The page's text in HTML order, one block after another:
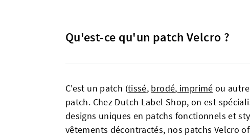
Qu'est-ce qu'un patch Velcro ?
C'est un patch (tissé, brodé, imprimé ou
patch. Chez Dutch Label Shop, on est
designs uniques en patchs fonctionnels et
vêtements décontractés, nos patchs Velcro